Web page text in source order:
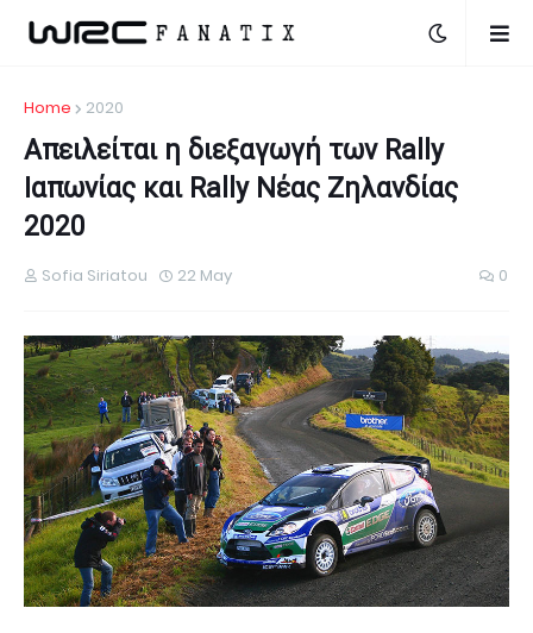
Home 2020
Απειλείται η διεξαγωγή των Rally
Ιαπωνίας και Rally Νέας Ζηλανδίας
2020
Sofia Siriatou 22 May 0